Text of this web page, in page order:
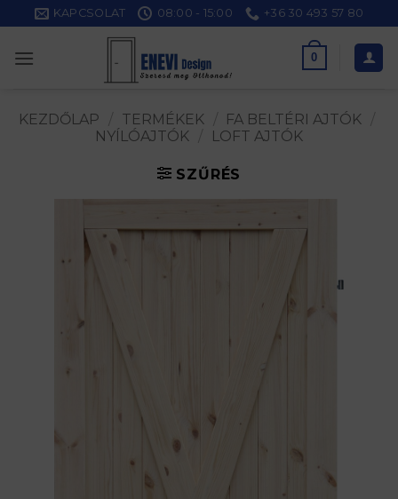
to
content
KAPCSOLAT 08:00 - 15:00 +36 30 493 57 80
0
KEZDŐLAP TERMÉKEK FA BELTÉRI AJTÓK
NYÍLÓAJTÓK
LOFT AJTÓK
SZŰRÉS